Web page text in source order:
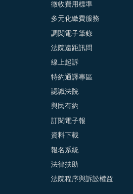
徵收費用標準
多元化繳費服務
調閱電子筆錄
法院遠距訊問
線上起訴
特約通譯專區
認識法院
與民有約
訂閱電子報
資料下載
報名系統
法律扶助
法院程序與訴訟權益